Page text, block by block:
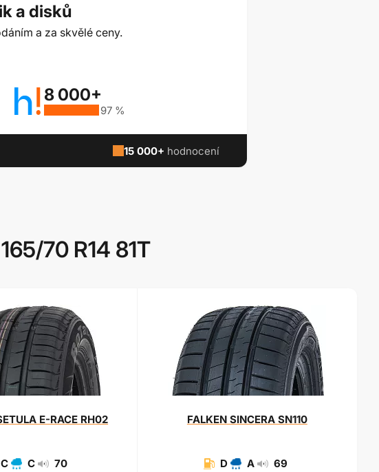
a disků
a za skvělé ceny.
8 000+
97 %
15 000+ hodnocení
70 R14 81T
E-RACE RH02
C C 70
FALKENSINCERA SN110
D A 69